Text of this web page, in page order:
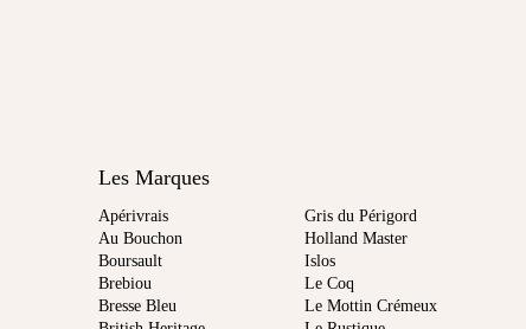
Les Marques
Apérivrais
Au Bouchon
Boursault
Brebiou
Bresse Bleu
Gris du Périgord
Holland Master
Islos
Le Coq
Le Mottin Crémeux